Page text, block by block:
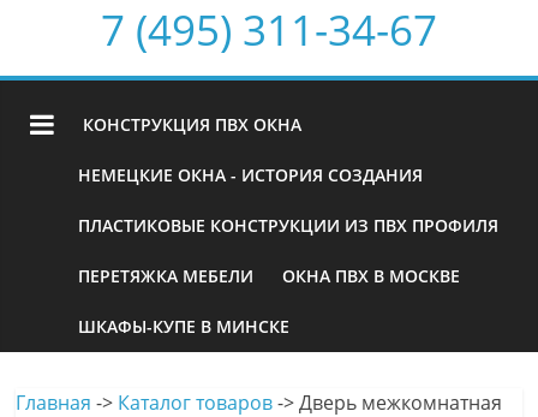
7 (495) 311-34-67
КОНСТРУКЦИЯ ПВХ ОКНА
НЕМЕЦКИЕ ОКНА - ИСТОРИЯ СОЗДАНИЯ
ПЛАСТИКОВЫЕ КОНСТРУКЦИИ ИЗ ПВХ ПРОФИЛЯ
ПЕРЕТЯЖКА МЕБЕЛИ ОКНА ПВХ В МОСКВЕ
ШКАФЫ-КУПЕ В МИНСКЕ
Главная -> Каталог товаров->Дверь межкомнатная